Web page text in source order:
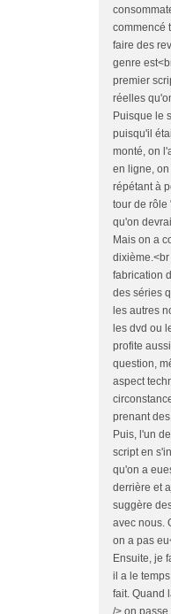
commencé
faire des
genre
premier
réelles
Puisque le
puisqu'il
monté, on
en ligne, on
répétant à
tour de rôle
qu'on
Mais on a
fabrication
des séries
les autres
les dvd ou
profite
question,
aspect
prenant
Puis, l'un
script en
qu'on a
derrière et
suggère
avec nous.
on a pas
Ensuite, je
il a le
fait. Quand
/> on